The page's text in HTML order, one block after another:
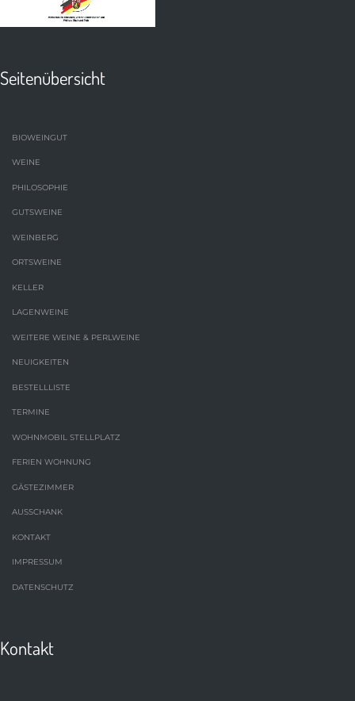
Seitenübersicht
BIOWEINGUT
WEINE
PHILOSOPHIE
GUTSWEINE
WEINBERG
ORTSWEINE
KELLER
LAGENWEINE
WEITERE WEINE & PERLWEINE
NEUIGKEITEN
BESTELLLISTE
TERMINE
WOHNMOBIL STELLPLATZ
FERIEN WOHNUNG
GÄSTEZIMMER
AUSSCHANK
KONTAKT
IMPRESSUM
DATENSCHUTZ
Kontakt